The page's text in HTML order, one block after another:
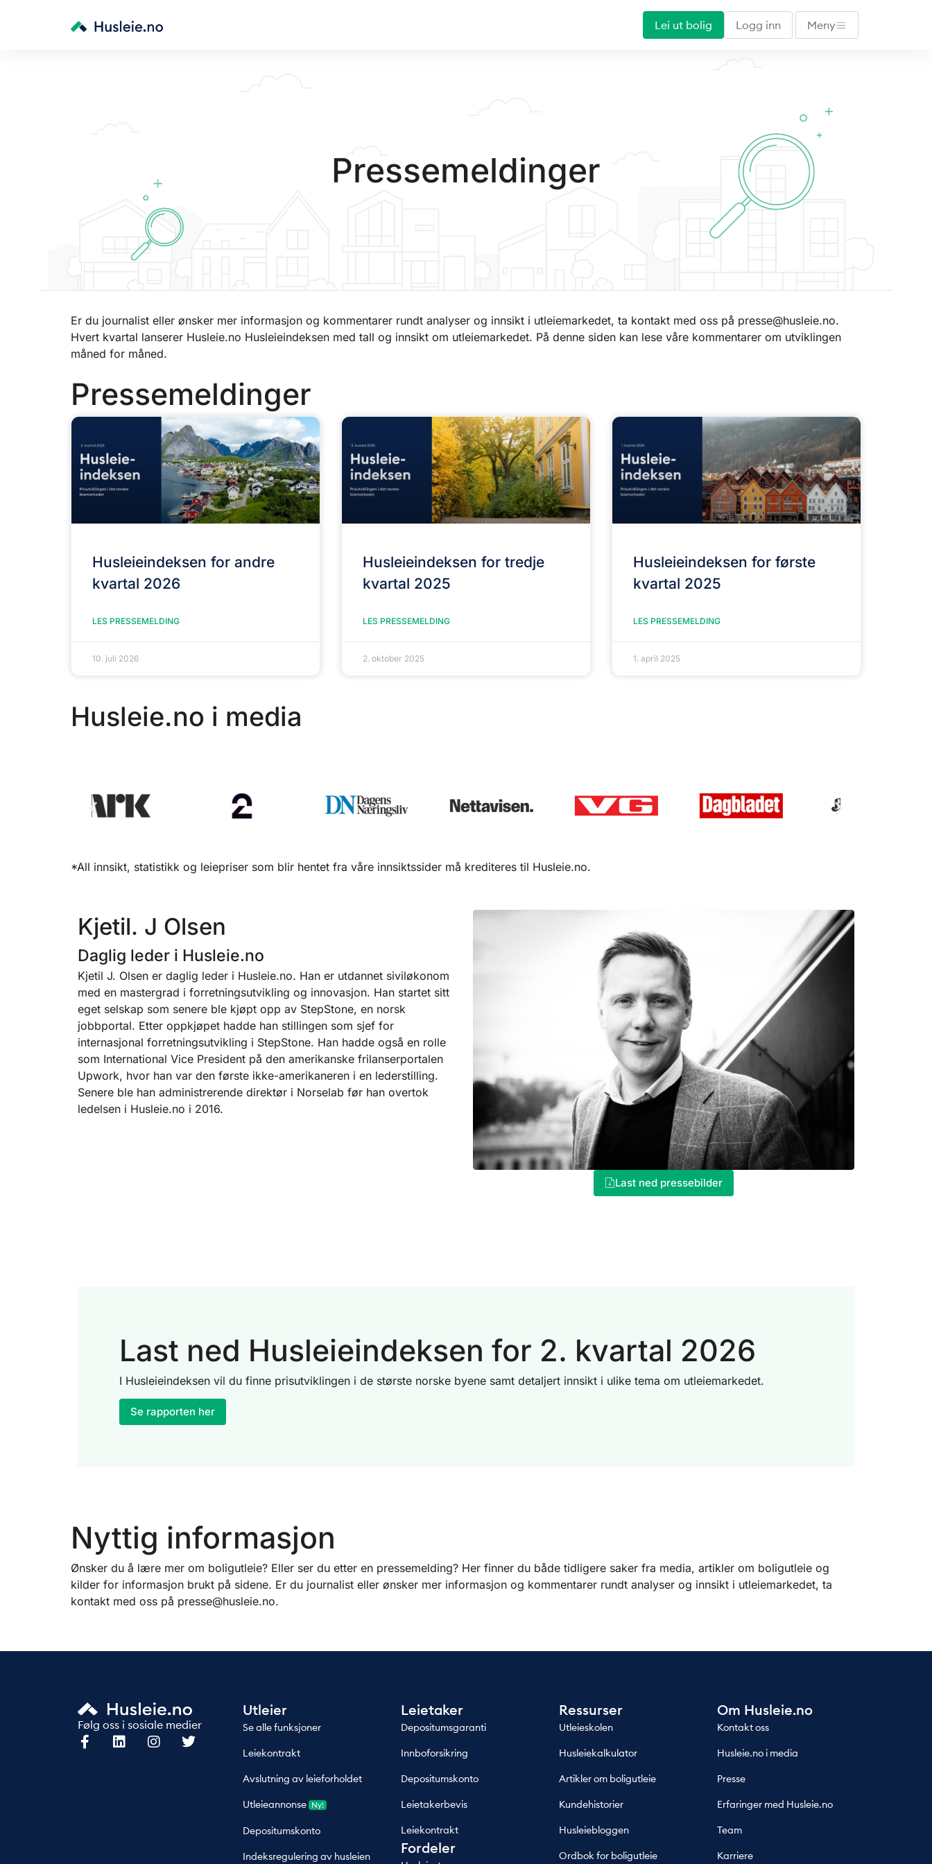
Lei ut bolig Logg inn Meny
Pressemeldinger
Er du journalist eller ønsker mer informasjon og kommentarer rundt analyser og innsikt i utleiemarkedet, ta kontakt med oss på presse@husleie.no.
Hvert kvartal lanserer Husleie.no Husleieindeksen med tall og innsikt om utleiemarkedet. På denne siden kan lese våre kommentarer om utviklingen
måned for måned.
Pressemeldinger
Husleieindeksen for andre
kvartal 2026
LES PRESSEMELDING
10. juli 2026
Husleieindeksen for tredje
kvartal 2025
LES PRESSEMELDING
2. oktober 2025
Husleieindeksen for første
kvartal 2025
LES PRESSEMELDING
1. april 2025
Husleie.no i media
*All innsikt, statistikk og leiepriser som blir hentet fra våre innsiktssider må krediteres til Husleie.no.
Kjetil. J Olsen
Daglig leder i Husleie.no
Kjetil J. Olsen er daglig leder i Husleie.no. Han er utdannet siviløkonom
med en mastergrad i forretningsutvikling og innovasjon. Han startet sitt
eget selskap som senere ble kjøpt opp av StepStone, en norsk
jobbportal. Etter oppkjøpet hadde han stillingen som sjef for
internasjonal forretningsutvikling i StepStone. Han hadde også en rolle
som International Vice President på den amerikanske frilanserportalen
Upwork, hvor han var den første ikke-amerikaneren i en lederstilling.
Senere ble han administrerende direktør i Norselab før han overtok
ledelsen i Husleie.no i 2016.
Last ned pressebilder
Last ned Husleieindeksen for 2. kvartal 2026
I Husleieindeksen vil du finne prisutviklingen i de største norske byene samt detaljert innsikt i ulike tema om utleiemarkedet.
Se rapporten her
Nyttig informasjon
Ønsker du å lære mer om boligutleie? Eller ser du etter en pressemelding? Her finner du både tidligere saker fra media, artikler om boligutleie og
kilder for informasjon brukt på sidene. Er du journalist eller ønsker mer informasjon og kommentarer rundt analyser og innsikt i utleiemarkedet, ta
kontakt med oss på presse@husleie.no.
Følg oss i sosiale medier
Utleier
Se alle funksjoner
Leiekontrakt
Avslutning av leieforholdet
Utleieannonse Ny!
Depositumskonto
Indeksregulering av husleien
Leietaker
Depositumsgaranti
Innboforsikring
Depositumskonto
Leietakerbevis
Leiekontrakt
Fordeler
Ressurser
Utleieskolen
Husleiekalkulator
Artikler om boligutleie
Kundehistorier
Husleiebloggen
Ordbok for boligutleie
Om Husleie.no
Kontakt oss
Husleie.no i media
Presse
Erfaringer med Husleie.no
Team
Karriere